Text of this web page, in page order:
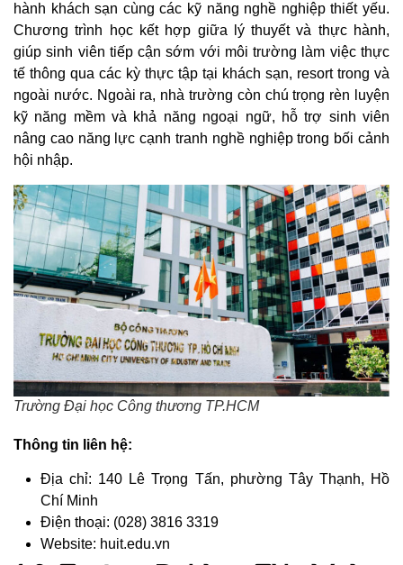
hành khách sạn cùng các kỹ năng nghề nghiệp thiết yếu.
Chương trình học kết hợp giữa lý thuyết và thực hành,
giúp sinh viên tiếp cận sớm với môi trường làm việc thực
tế thông qua các kỳ thực tập tại khách sạn, resort trong và
ngoài nước. Ngoài ra, nhà trường còn chú trọng rèn luyện
kỹ năng mềm và khả năng ngoại ngữ, hỗ trợ sinh viên
nâng cao năng lực cạnh tranh nghề nghiệp trong bối cảnh
hội nhập.
Trường Đại học Công thương TP.HCM
Thông tin liên hệ:
Địa chỉ: 140 Lê Trọng Tấn, phường Tây Thạnh, Hồ
Chí Minh
Điện thoại: (028) 3816 3319
Website: huit.edu.vn